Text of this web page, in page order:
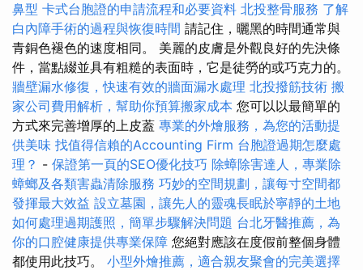
鼻型 卡式台胞證的申請流程和必要資料 北投整骨服務 了解
白內障手術的過程與恢復時間 請記住，曬黑的時間通常與
青銅色褪色的速度相同。 美麗的皮膚是外觀良好的先決條
件，當點綴並具有粗糙的表面時，它是徒勞的或巧克力的。
牆壁漏水修復，快速有效的牆面漏水處理 北投撥筋技術 搬
家公司費用解析，幫助你預算搬家成本 您可以以最簡單的
方式來完善增厚的上皮蓋 專業的外燴服務，為您的活動提
供美味 找值得信賴的Accounting Firm 台胞證過期怎麼處
理？ - 保證第一頁的SEO優化技巧 除蟑除害達人，專業除
蟑螂及各類害蟲清除服務 巧妙的空間規劃，讓每寸空間都
發揮最大效益 設立墓園，讓先人的靈魂長眠於寧靜的土地
如何處理過期護照，簡單步驟解決問題 台北牙醫推薦，為
你的口腔健康提供專業保障 您絕對應該在度假前整個身體
都使用此技巧。 小型外燴推薦，適合親友聚會的完美選擇